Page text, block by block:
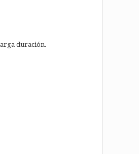
duración.